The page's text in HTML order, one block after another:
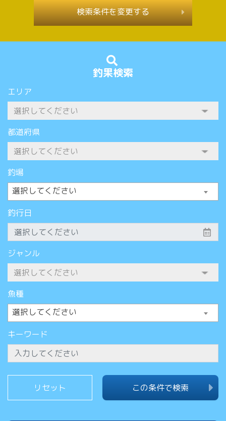
釣果検索
エリア
都道府県
釣場
選択してください
釣行日
ジャンル
魚種
選択してください
キーワード
この条件で検索
検索条件を変更する